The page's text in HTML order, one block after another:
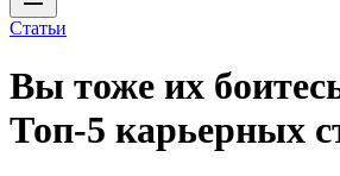
Статьи
Вы тоже их
Топ-5 карьерных